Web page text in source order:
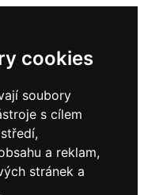
cookies
soubory
s cílem
a reklam,
stránek a